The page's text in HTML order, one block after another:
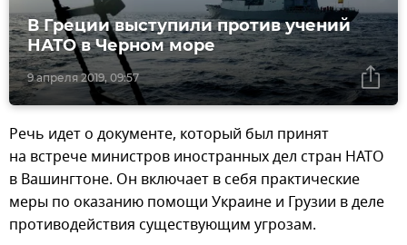
9 апреля 2019, 09:57
В Греции выступили против учений
НАТО в Черном море
Речь идет о документе, который был принят
на встрече министров иностранных дел стран НАТО
в Вашингтоне. Он включает в себя практические
меры по оказанию помощи Украине и Грузии в деле
противодействия существующим угрозам.